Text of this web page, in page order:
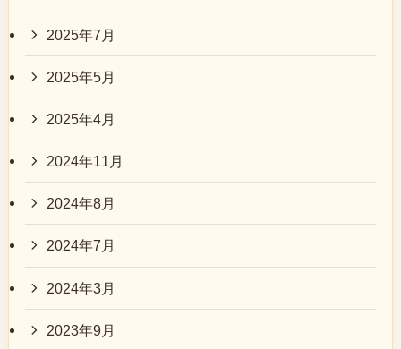
2025年7月
2025年5月
2025年4月
2024年11月
2024年8月
2024年7月
2024年3月
2023年9月